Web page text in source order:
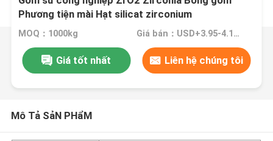
Phương tiện mài Hạt silicat zirconium
MOQ：1000kg Giá bán：USD+3.95-4.15+Kg
Giá tốt nhất Liên hệ chúng tôi
Mô Tả SảN PHẩM